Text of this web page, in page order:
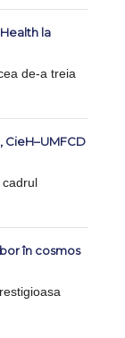
la
de-a treia
în cosmos